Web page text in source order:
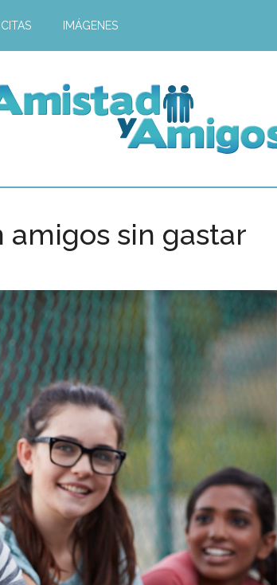
IMÁGENES
sin gastar